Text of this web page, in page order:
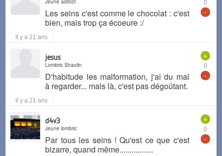
0
-
Jeune asticot
Les seins c'est comme le chocolat : c'est
bien, mais trop ça écoeure :/
Il y a 21 ans
+
0
-
jesus
Lombric Shaolin
D'habitude les malformation, j'ai du mal
à regarder... mais là, c'est pas dégoûtant.
Il y a 21 ans
+
0
-
d4v3
Jeune lombric
Par tous les seins ! Qu'est ce que c'est
bizarre, quand même.................